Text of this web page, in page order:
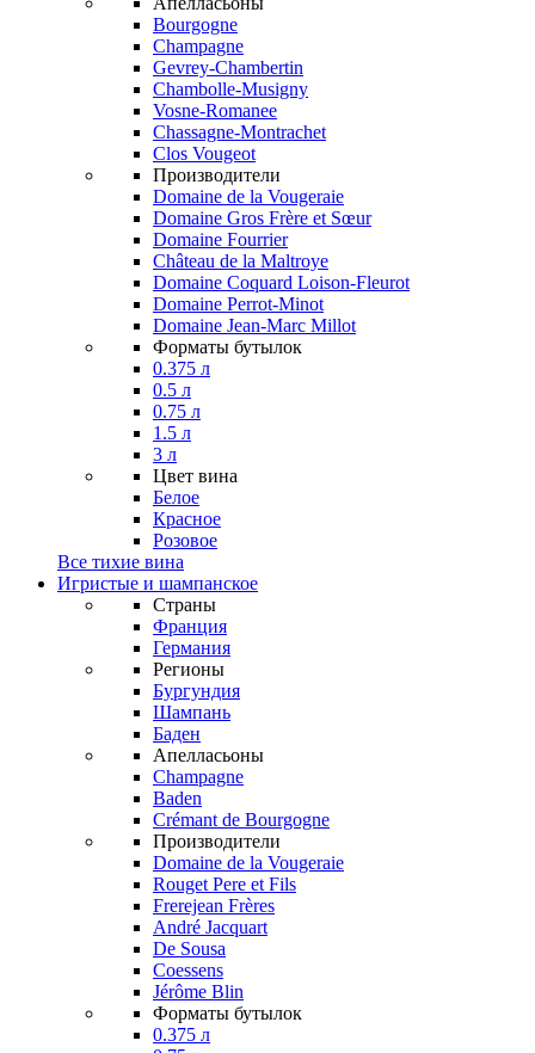
Bourgogne
Champagne
Gevrey-Chambertin
Chambolle-Musigny
Vosne-Romanee
Chassagne-Montrachet
Clos Vougeot
Производители
Domaine de la Vougeraie
Domaine Gros Frère et Sœur
Domaine Fourrier
Château de la Maltroye
Domaine Coquard Loison-Fleurot
Domaine Perrot-Minot
Domaine Jean-Marc Millot
Форматы бутылок
0.375 л
0.5 л
0.75 л
1.5 л
3 л
Цвет вина
Белое
Красное
Розовое
Все тихие вина
Игристые и шампанское
Страны
Франция
Германия
Регионы
Бургундия
Шампань
Баден
Апелласьоны
Champagne
Baden
Crémant de Bourgogne
Производители
Domaine de la Vougeraie
Rouget Pere et Fils
Frerejean Frères
André Jacquart
De Sousa
Coessens
Jérôme Blin
Форматы бутылок
0.375 л